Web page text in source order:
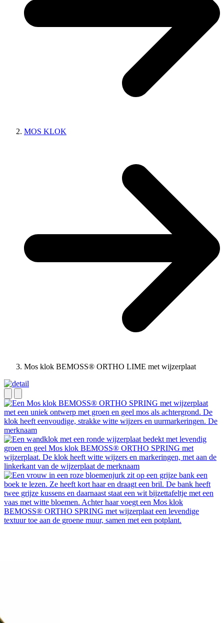
MOS KLOK
Mos klok BEMOSS® ORTHO LIME met wijzerplaat